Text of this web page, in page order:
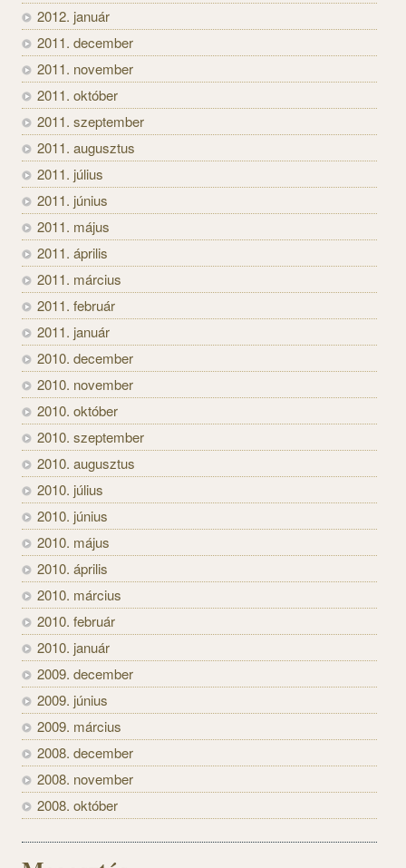
2012. január
2011. december
2011. november
2011. október
2011. szeptember
2011. augusztus
2011. július
2011. június
2011. május
2011. április
2011. március
2011. február
2011. január
2010. december
2010. november
2010. október
2010. szeptember
2010. augusztus
2010. július
2010. június
2010. május
2010. április
2010. március
2010. február
2010. január
2009. december
2009. június
2009. március
2008. december
2008. november
2008. október